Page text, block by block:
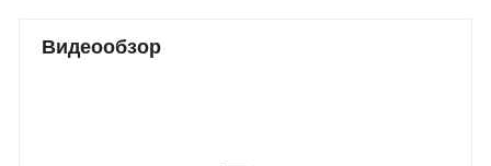
Видеообзор